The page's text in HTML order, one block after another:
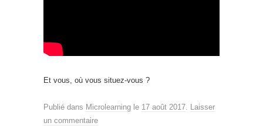
Et vous, où vous situez-vous ?
Publié dans Microlearning le 17 août 2017. Laisser
un commentaire